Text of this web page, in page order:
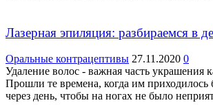
Лазерная эпиляция: разбираемся в
Оральные контрацептивы 27.11.2020 0
Удаление волос - важная часть
Прошли те времена, когда им приходилось
через день, чтобы на ногах не было